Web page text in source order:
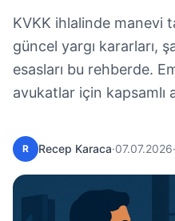
KVKK ihlalinde manevi
güncel yargı kararları,
esasları bu rehberde.
avukatlar için kapsamlı
R Recep Karaca·07.07.2026·